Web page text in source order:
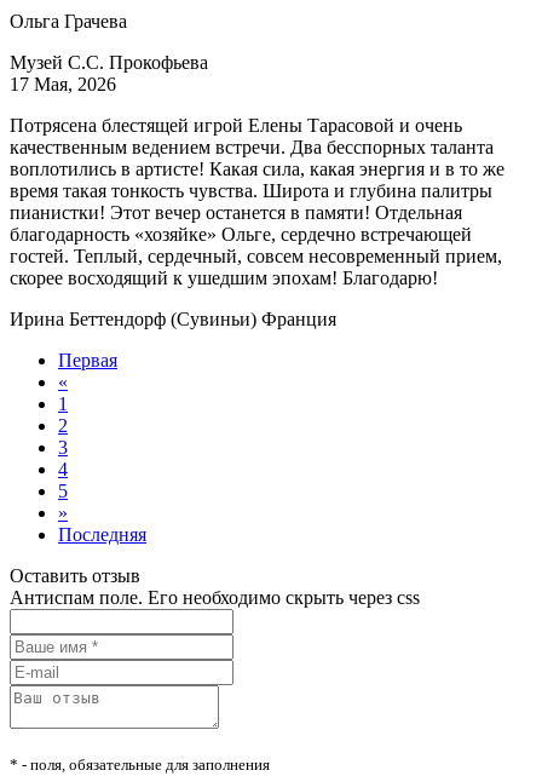
Ольга Грачева
Музей С.С. Прокофьева
17 Мая, 2026
Потрясена блестящей игрой Елены Тарасовой и очень
качественным ведением встречи. Два бесспорных таланта
воплотились в артисте! Какая сила, какая энергия и в то же
время такая тонкость чувства. Широта и глубина палитры
пианистки! Этот вечер останется в памяти! Отдельная
благодарность «хозяйке» Ольге, сердечно встречающей
гостей. Теплый, сердечный, совсем несовременный прием,
скорее восходящий к ушедшим эпохам! Благодарю!
Ирина Беттендорф (Сувиньи) Франция
Первая
«
1
2
3
4
5
»
Последняя
Оставить отзыв
Антиспам поле. Его необходимо скрыть через css
* - поля, обязательные для заполнения